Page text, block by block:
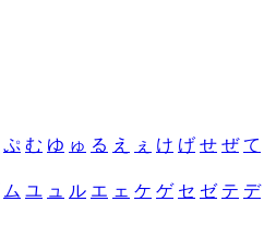
ぷ む ゆ ゅ る え ぇ け げ せ ぜ て
ム ユ ュ ル エ ェ ケ ゲ セ ゼ テ デ